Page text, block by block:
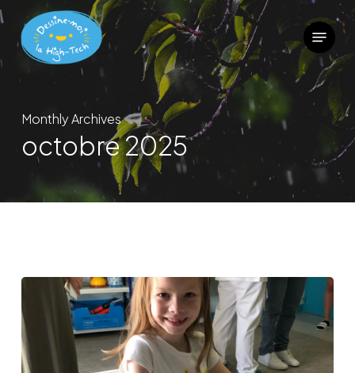
Skip
main
Menu
Monthly Archives
octobre 2025